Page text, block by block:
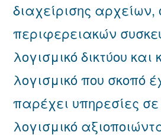
διαχείρισης αρχείων,
περιφερειακών
λογισμικό δικτύου και
λογισμικό που σκοπό
παρέχει υπηρεσίες
λογισμικό